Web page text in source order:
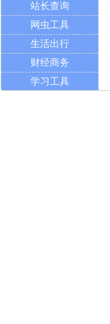
站长查询
网虫工具
生活出行
财经商务
学习工具